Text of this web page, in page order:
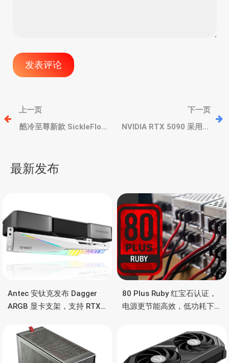
文
章
航
上一页
酷冷至尊新款 SickleFlow
音降低
下一页
NVIDIA RTX 5090 采用液
最新发布
Antec 安钛克发布 Dagger
ARGB 显卡支架，支持 RTX
彩灯效
80 Plus Ruby 红宝石认证，
电源更节能高效，低功耗下